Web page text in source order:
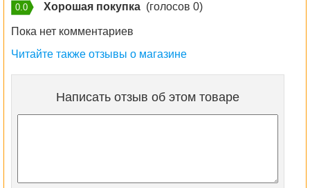
0.0 Хорошая покупка (голосов 0)
Пока нет комментариев
Читайте также отзывы о магазине
Написать отзыв об этом товаре